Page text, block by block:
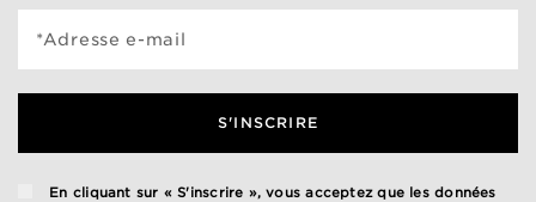
*Adresse e-mail
S'INSCRIRE
En cliquant sur « S'inscrire », vous acceptez que les données